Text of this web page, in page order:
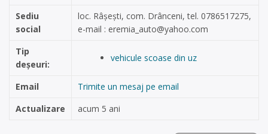
Sediu
social
loc. Râșești, com. Drânceni, tel. 0786517275,
e-mail : eremia_auto@yahoo.com
Tip
deșeuri:
vehicule scoase din uz
Email
Trimite un mesaj pe email
Actualizare
acum 5 ani